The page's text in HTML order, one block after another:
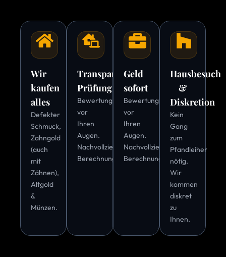
Wir
kaufen
alles
Defekter
Schmuck,
Zahngold
(auch
mit
Zähnen),
Altgold
&
Münzen.
Transparente
Prüfung
Bewertung
vor
Ihren
Augen.
Nachvollziehbare
Berechnung.
Geld
sofort
Bewertung
vor
Ihren
Augen.
Nachvollziehbare
Berechnung.
Hausbesuch
&
Diskretion
Kein
Gang
zum
Pfandleiher
nötig.
Wir
kommen
diskret
zu
Ihnen.